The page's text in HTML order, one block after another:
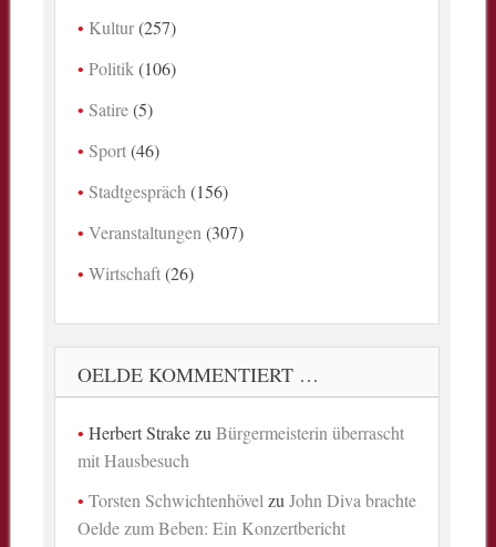
Kultur(257)
Politik (106)
Satire(5)
Sport(46)
Stadtgespräch (156)
Veranstaltungen (307)
Wirtschaft(26)
OELDE KOMMENTIERT …
Herbert StrakezuBürgermeisterin überrascht
mit Hausbesuch
Torsten Schwichtenhövel zuJohn Diva brachte
Oelde zum Beben: Ein Konzertbericht